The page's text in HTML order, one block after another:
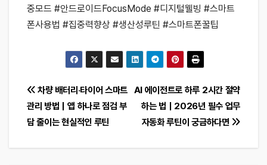
중모드 #안드로이드FocusMode #디지털웰빙 #스마트
폰사용법 #집중력향상 #생산성루틴 #스마트폰꿀팁
글
탐
색
AI 에이전트로 하루 2시간 절약
하는 법｜2026년 필수 업무
자동화 루틴이 궁금하다면
차량 배터리·타이어 스마트
관리 방법｜앱 하나로 점검 부
담 줄이는 현실적인 루틴